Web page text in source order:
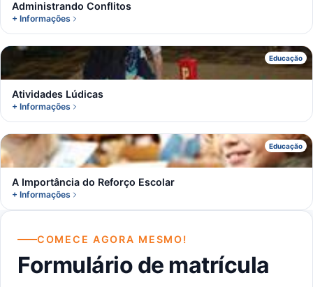
Administrando Conflitos
+ Informações
Educação
A
Atividades Lúdicas
+ Informações
Educação
A
A Importância do Reforço Escolar
+ Informações
COMECE AGORA MESMO!
Formulário de matrícula